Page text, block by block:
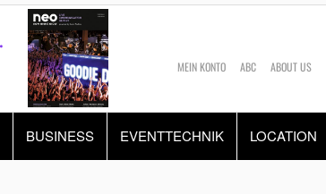
MEIN KONTO ABC ABOUT US
BUSINESS EVENTTECHNIK LOCATION